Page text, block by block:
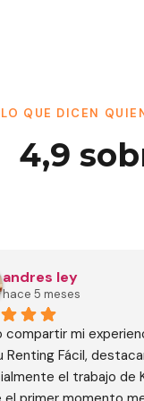
LO QUE DICEN
4,9
JOSE LUIS MOLERO
hace 9 meses
y siempre
hora del dia